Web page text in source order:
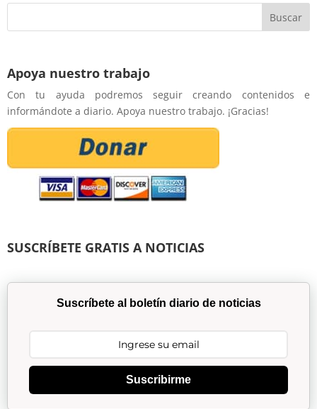
Apoya nuestro trabajo
Con tu ayuda podremos seguir creando contenidos e
informándote a diario. Apoya nuestro trabajo. ¡Gracias!
SUSCRÍBETE GRATIS A NOTICIAS
Suscríbete al boletín diario de noticias
Suscribirme